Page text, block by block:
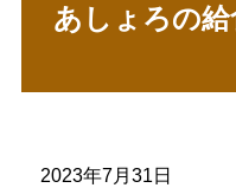
足寄
あしょろの
2023年7月31日